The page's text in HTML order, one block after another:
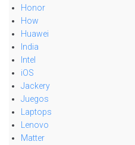
Honor
How
Huawei
India
Intel
iOS
Jackery
Juegos
Laptops
Lenovo
Matter